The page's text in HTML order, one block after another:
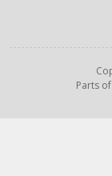
Parts